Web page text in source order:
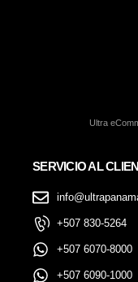
Ultra
SERVICIO AL
+507 830-5264
+507 6070-8000
+507 6090-1000